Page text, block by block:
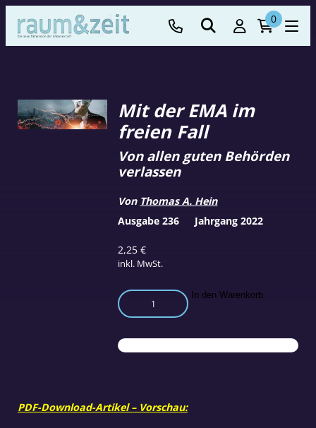
0
Mit der EMA im
freien Fall
2,25€
inkl. MwSt.
Von allen guten Behörden
verlassen
Von Thomas A. Hein
Mit
der
im
freien
In den Warenkorb
Ausgabe 236 Jahrgang 2022
PDF-Download-Artikel – Vorschau: